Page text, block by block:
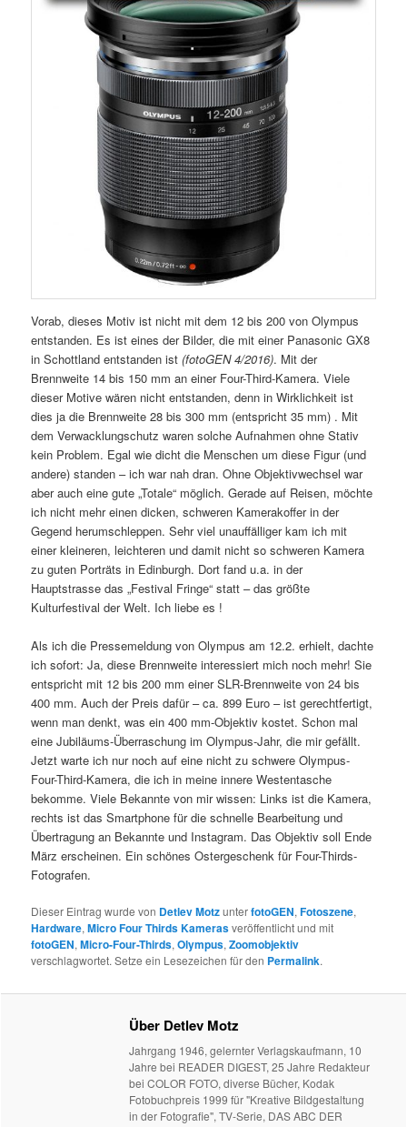
Vorab, dieses Motiv ist nicht mit dem 12 bis 200 von Olympus
entstanden. Es ist eines der Bilder, die mit einer Panasonic GX8
in Schottland entstanden ist(fotoGEN 4/2016). Mit der
Brennweite 14 bis 150 mm an einer Four-Third-Kamera. Viele
dieser Motive wären nicht entstanden, denn in Wirklichkeit ist
dies ja die Brennweite 28 bis 300 mm (entspricht 35 mm) . Mit
dem Verwacklungschutz waren solche Aufnahmen ohne Stativ
kein Problem. Egal wie dicht die Menschen um diese Figur (und
andere) standen – ich war nah dran. Ohne Objektivwechsel war
aber auch eine gute „Totale“ möglich. Gerade auf Reisen, möchte
ich nicht mehr einen dicken, schweren Kamerakoffer in der
Gegend herumschleppen. Sehr viel unauffälliger kam ich mit
einer kleineren, leichteren und damit nicht so schweren Kamera
zu guten Porträts in Edinburgh. Dort fand u.a. in der
Hauptstrasse das „Festival Fringe“ statt – das größte
Kulturfestival der Welt. Ich liebe es !
Als ich die Pressemeldung von Olympus am 12.2. erhielt, dachte
ich sofort: Ja, diese Brennweite interessiert mich noch mehr! Sie
entspricht mit 12 bis 200 mm einer SLR-Brennweite von 24 bis
400 mm. Auch der Preis dafür – ca. 899 Euro – ist gerechtfertigt,
wenn man denkt, was ein 400 mm-Objektiv kostet. Schon mal
eine Jubiläums-Überraschung im Olympus-Jahr, die mir gefällt.
Jetzt warte ich nur noch auf eine nicht zu schwere Olympus-
Four-Third-Kamera, die ich in meine innere Westentasche
bekomme. Viele Bekannte von mir wissen: Links ist die Kamera,
rechts ist das Smartphone für die schnelle Bearbeitung und
Übertragung an Bekannte und Instagram. Das Objektiv soll Ende
März erscheinen. Ein schönes Ostergeschenk für Four-Thirds-
Fotografen.
Dieser Eintrag wurde von Detlev MotzunterfotoGEN,Fotoszene,
Hardware,Micro Four Thirds Kamerasveröffentlicht und mit
fotoGEN,Micro-Four-Thirds,Olympus,Zoomobjektiv
verschlagwortet. Setze ein Lesezeichen für den Permalink.
Über Detlev Motz
Jahrgang 1946, gelernter Verlagskaufmann, 10
Jahre bei READER DIGEST, 25 Jahre Redakteur
bei COLOR FOTO, diverse Bücher, Kodak
Fotobuchpreis 1999 für "Kreative Bildgestaltung
in der Fotografie", TV-Serie, DAS ABC DER